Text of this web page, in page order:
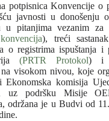
potpisnica Konvencije o
javnosti u donošenju
u pitanjima vezanim za
), treći
o registrima ispuštanja i
(PRTR Protokol) i
visokom nivou, koje
komisija
uz podršku Misije
održana je u Budvi od